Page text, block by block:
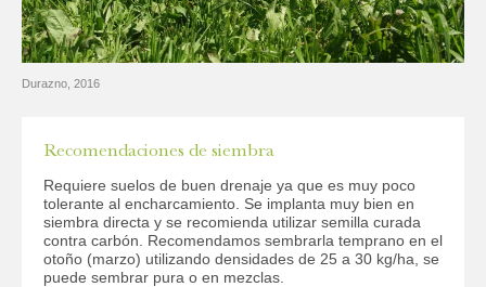
Durazno, 2016
Recomendaciones de siembra
Requiere suelos de buen drenaje ya que es muy poco
tolerante al encharcamiento. Se implanta muy bien en
siembra directa y se recomienda utilizar semilla curada
contra carbón. Recomendamos sembrarla temprano en el
otoño (marzo) utilizando densidades de 25 a 30 kg/ha, se
puede sembrar pura o en mezclas.